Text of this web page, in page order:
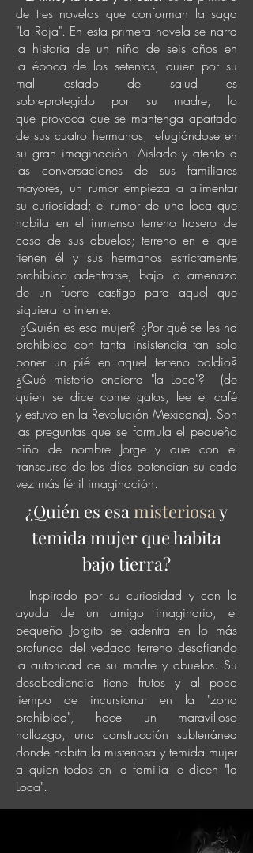
de tres novelas que conforman la saga
"La Roja". En esta primera novela se narra
la historia de un niño de seis años en
la época de los setentas, quien por su
mal estado de salud es
sobreprotegido por su madre, lo
que provoca que se mantenga apartado
de sus cuatro hermanos, refugiándoseen
su gran imaginación. Aislado y atento a
las conversaciones de sus familiares
mayores, un rumor empieza a alimentar
su curiosidad; el rumor de una loca que
habita en el inmenso terreno trasero de
casa de sus abuelos; terreno en el que
tienen él y sus hermanos estrictamente
prohibido adentrarse, bajo la amenaza
de un fuerte castigo para aquel que
siquiera lo intente.
¿Quién esesa mujer? ¿Por qué se les ha
prohibido con tanta insistencia tan solo
poner un pié en aquel terreno baldio?
¿Qué misterio encierra "la Loca"?
(de
quien se dice come gatos, lee el café
yestuvo en la Revolución Mexicana). Son
las preguntas que se formula el pequeño
niño de nombre Jorge y que con el
transcurso de los días potencian su cada
vez más fértil imaginación.
¿Quién es esamisteriosay
temida mujer que habita
bajo tierra?
Inspirado por su curiosidad y con la
ayuda de un amigo imaginario, el
pequeño Jorgito se adentra en lo más
profundo del vedado terreno desafiando
la autoridad de su madre y abuelos. Su
desobediencia tiene frutos y al poco
tiempo de incursionar en la "zona
prohibida", hace un maravilloso
hallazgo, una construcción subterránea
donde habita la misteriosa y temida mujer
a quien todos en la familia le dicen "la
Loca".